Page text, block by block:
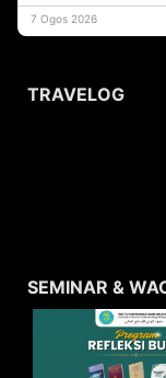
usaha
7 Ogos 2026
TRAVELOG
SEMINAR &